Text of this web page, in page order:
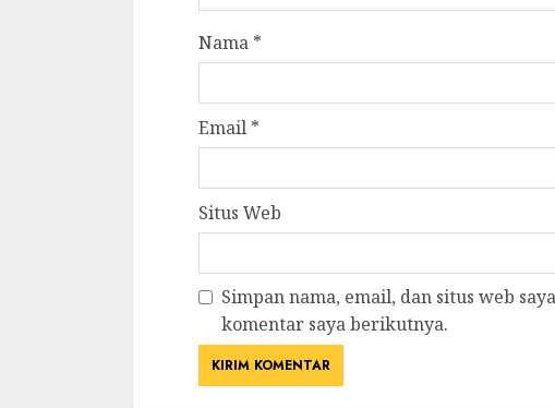
Nama *
Email *
Situs Web
Simpan nama, email, dan situs web
komentar saya berikutnya.